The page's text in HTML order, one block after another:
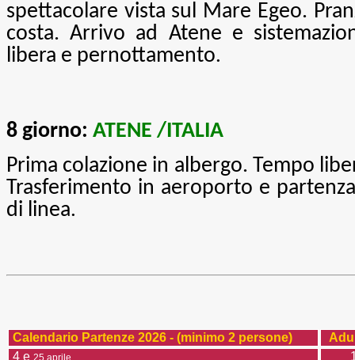
spettacolare vista sul Mare Egeo.
costa. Arrivo ad Atene e
libera e pernottamento.
8 giorno: ATENE /ITALIA
Prima colazione in albergo. Tempo
Trasferimento in aeroporto e
di linea.
Calendario Partenze 2026 - (minimo 2 persone)
4 e